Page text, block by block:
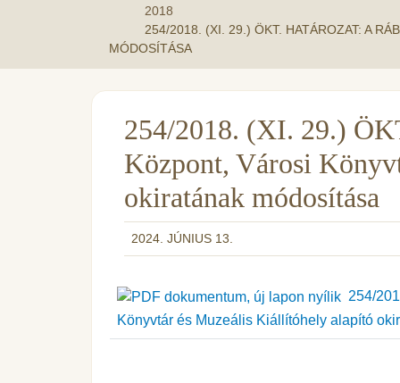
2018
254/2018. (XI. 29.) ÖKT. HATÁROZAT: A
MÓDOSÍTÁSA
254/2018. (XI. 29.)
Központ, Városi
okiratának módosítása
2024. JÚNIUS 13.
254/
Könyvtár és Muzeális Kiállítóhely alapító